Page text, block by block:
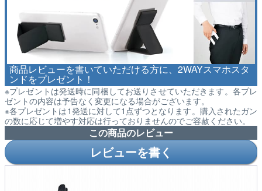
商品レビューを書いていただける方に、2WAYスマホスタ
ンドをプレゼント！
※プレゼントは発送時に同梱してお送りさせていただきます。各プレ
ゼントの内容は予告なく変更になる場合がございます。
※各プレゼントは1発送に対して1点ずつとなります。購入されたガン
の数に応じて増やす対応は行っておりませんのでご容赦ください。
この商品のレビュー
レビューを書く